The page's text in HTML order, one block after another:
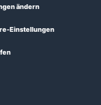
ändern
Einstellungen